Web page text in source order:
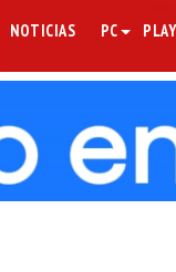
NOTICIAS PC